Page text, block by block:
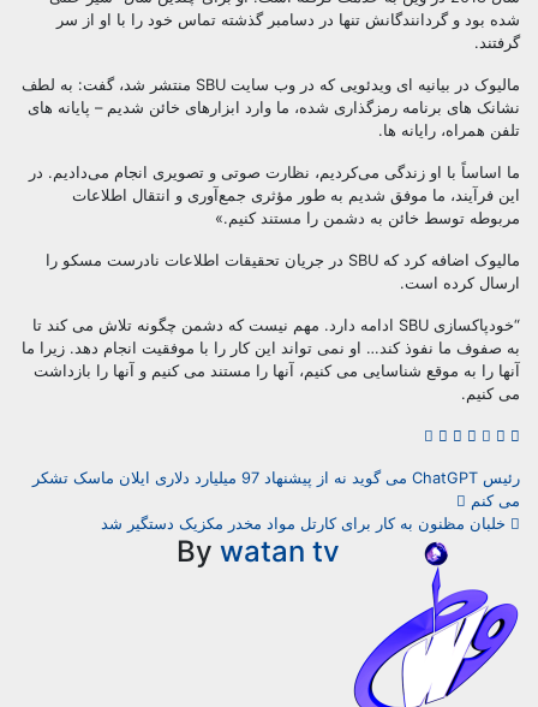
بود و گردانندگانش تنها در دسامبر گذشته تماس خود را با او از سر
مالیوک در بیانیه ای ویدئویی که در وب سایت SBU منتشر شد، گفت: به لطف
های برنامه رمزگذاری شده، ما وارد ابزارهای خائن شدیم – پایانه های
همراه، رایانه ها.
با او زندگی می‌کردیم، نظارت صوتی و تصویری انجام می‌دادیم. در
فرآیند، ما موفق شدیم به طور مؤثری جمع‌آوری و انتقال اطلاعات
توسط خائن به دشمن را مستند کنیم.»
مالیوک اضافه کرد که SBU در جریان تحقیقات اطلاعات نادرست مسکو را
کرده است.
“خودپاکسازی SBU ادامه دارد. مهم نیست که دشمن چگونه تلاش می کند تا
ما نفوذ کند… او نمی تواند این کار را با موفقیت انجام دهد. زیرا ما
را به موقع شناسایی می کنیم، آنها را مستند می کنیم و آنها را بازداشت
رئیس ChatGPT می گوید نه از پیشنهاد 97 میلیارد دلاری ایلان ماسک تشکر
کنم
مظنون به کار برای کارتل مواد مخدر مکزیک دستگیر شد
Bywatan tv